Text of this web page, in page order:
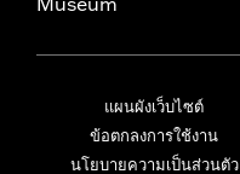
แผนผังเว็บไซต์
ข้อตกลงการใช้งาน
นโยบายความเป็นส่วนตัว